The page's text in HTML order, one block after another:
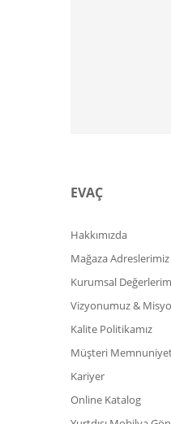
EVAÇ
Hakkımızda
Mağaza Adreslerimiz
Kurumsal
Vizyonumuz &
Kalite Politikamız
Müşteri
Kariyer
Online Katalog